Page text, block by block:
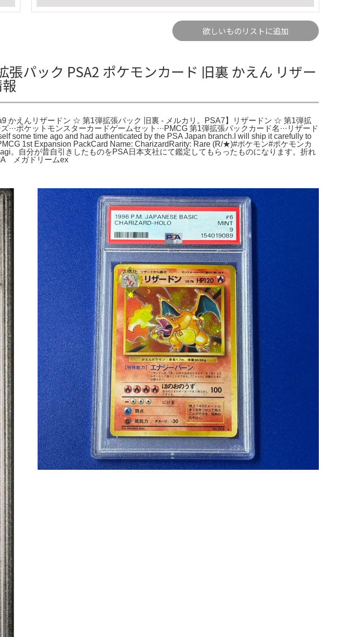
欲しいものリストに追加
パック PSA2 ポケモンカード 旧裏 かえん リザー
かえんリザードン ☆ 第1弾拡張パック 旧裏 - メルカリ。PSA7】リザードン ☆ 第1弾拡
ポケットモンスターカードゲームセット···PMCG 第1弾拡張パックカード名···リザード
some time ago and had authenticated by the PSA Japan branch.I will ship it carefully to
1st Expansion PackCard Name: CharizardRarity: Rare (R/★)#ポケモン#ポケモンカ
。自分が昔自引きしたものをPSA日本支社にて鑑定してもらったものになります。折れ
メガドリームex